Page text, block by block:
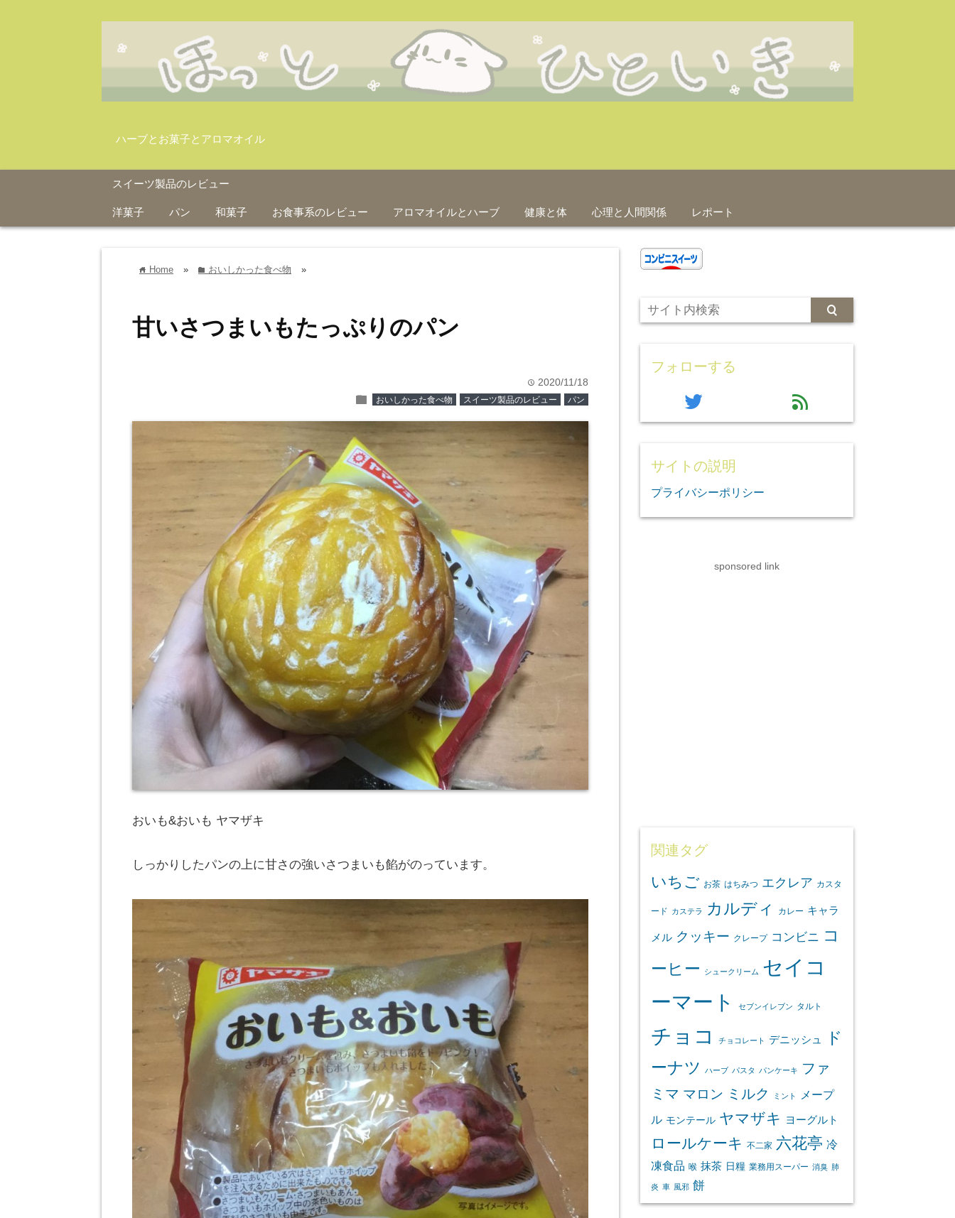
ハーブとお菓子とアロマオイル
スイーツ製品のレビュー
洋菓子 パン 和菓子 お食事系のレビュー アロマオイルとハーブ 健康と体 心理と人間関係 レポート
home Home » folder おいしかった食べ物 »
甘いさつまいもたっぷりのパン
time 2020/11/18
folder おいしかった食べ物 スイーツ製品のレビュー パン
おいも&おいも ヤマザキ
しっかりしたパンの上に甘さの強いさつまいも餡がのっています。
フォローする
twitter feed
サイトの説明
プライバシーポリシー
sponsored link
関連タグ
いちご お茶 はちみつ エクレア カスタ
ード カステラ カルディ カレー キャラ
メル クッキー クレープ コンビニ コ
ーヒー
シュークリーム セイコ
ーマート
セブンイレブン タルト
チョコ チョコレート デニッシュ
ド
ーナツ
ハーブ パスタ パンケーキ
ファ
ミマ マロン ミルク ミント
メープ
ル モンテール ヤマザキ ヨーグルト
ロールケーキ 不二家 六花亭 冷
凍食品 喉 抹茶 日糧 業務用スーパー 消臭 肺
炎 車 風邪 餅